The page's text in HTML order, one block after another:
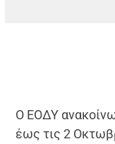
Ο ΕΟΔΥ
έως τις 2